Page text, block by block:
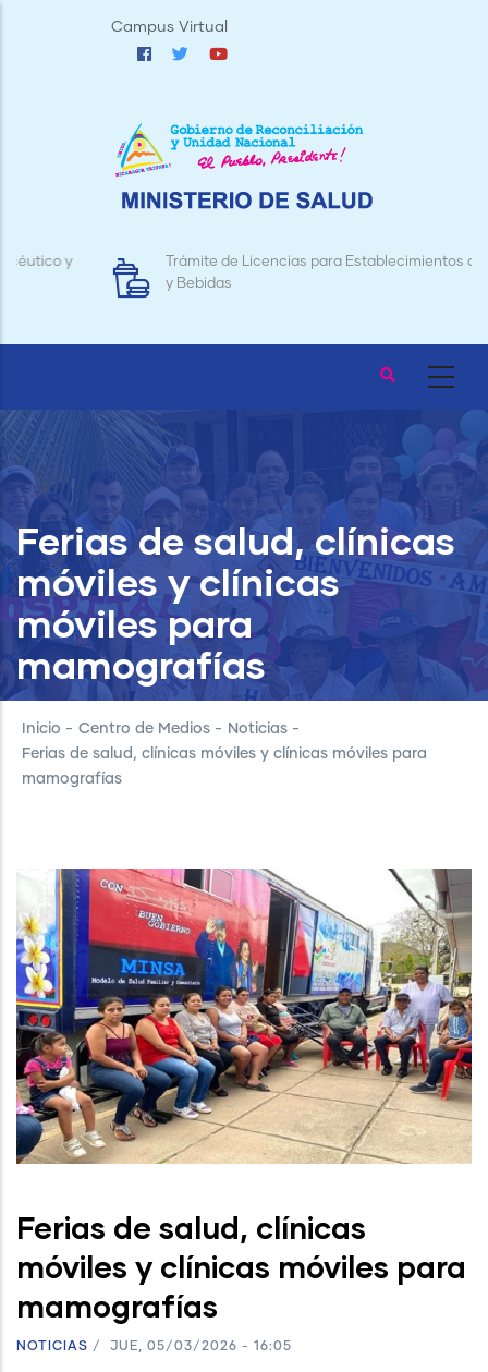
Campus Virtual
Trámite de Licencias para Establecimientos de Alimentos
y Bebidas
Ferias de salud, clínicas
móviles y clínicas
móviles para
mamografías
Inicio - Centro de Medios - Noticias -
Ferias de salud, clínicas móviles y clínicas móviles para
mamografías
Ferias de salud, clínicas
móviles y clínicas móviles para
mamografías
NOTICIAS / JUE, 05/03/2026 - 16:05